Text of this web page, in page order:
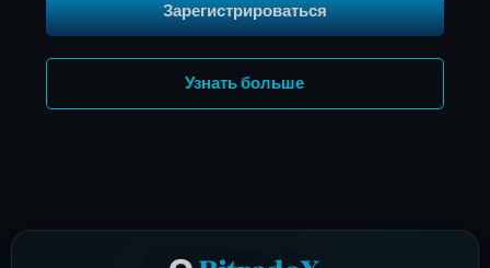
Зарегистрироваться
Узнать больше